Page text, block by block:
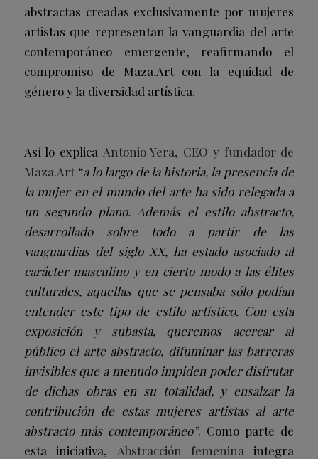
abstractas creadas exclusivamente por mujeres
artistas que representan la vanguardia del arte
contemporáneo emergente, reafirmando el
compromiso de Maza.Art con la equidad de
género y la diversidad artística.
Así lo explica Antonio Yera, CEO y fundador de
Maza.Art“a lo largo de la historia, la presencia de
la mujer en el mundo del arte ha sido relegada a
un segundo plano. Además el estilo abstracto,
desarrollado sobre todo a partir de las
vanguardias del siglo XX, ha estado asociado al
carácter masculino y en cierto modo a las élites
culturales, aquellas que se pensaba sólo podían
entender este tipo de estilo artístico. Con esta
exposición y subasta, queremos acercar al
público el arte abstracto, difuminar las barreras
invisibles que a menudo impiden poder disfrutar
de dichas obras en su totalidad, y ensalzar la
contribución de estas mujeres artistas al arte
abstracto más contemporáneo”. Como parte de
esta iniciativa, Abstracción femenina integra